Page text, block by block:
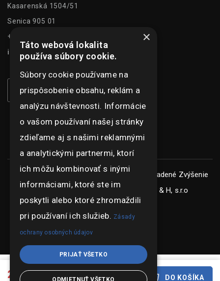
24.35 € DO KOŠÍKA
Kasarenská 1504/51
Senica 905 01
+421 948 073 915
info@ghexpo.sk
Copyright © ghexpo 2026, všetky práva vyhradené Zvýšenie
konkurencieschopnosti spoločnosti G & H, s.r.o
×
Táto webová lokalita
používa súbory cookie.
Súbory cookie používame na
prispôsobenie obsahu, reklám a
analýzu návštevnosti. Informácie
o vašom používaní našej stránky
zdieľame aj s našimi reklamnými
a analytickými partnermi, ktorí
ich môžu kombinovať s inými
informáciami, ktoré ste im
poskytli alebo ktoré zhromaždili
pri používaní ich služieb. Zásady
ochrany osobných údajov
PRIJAŤ VŠETKO
ODMIETNUŤ VŠETKO